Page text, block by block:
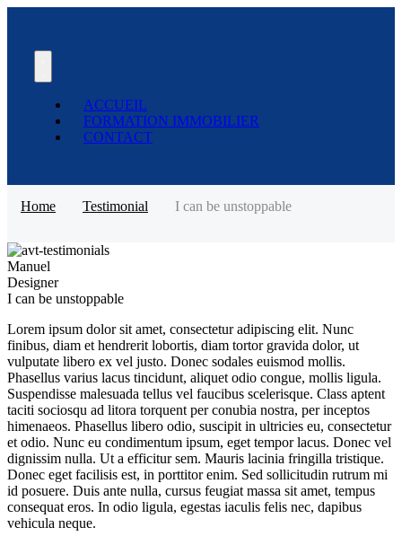
ACCUEIL
FORMATION IMMOBILIER
CONTACT
Home Testimonial I can be unstoppable
Manuel
Designer
I can be unstoppable
Lorem ipsum dolor sit amet, consectetur adipiscing elit. Nunc
finibus, diam et hendrerit lobortis, diam tortor gravida dolor, ut
vulputate libero ex vel justo. Donec sodales euismod mollis.
Phasellus varius lacus tincidunt, aliquet odio congue, mollis ligula.
Suspendisse malesuada tellus vel faucibus scelerisque. Class aptent
taciti sociosqu ad litora torquent per conubia nostra, per inceptos
himenaeos. Phasellus libero odio, suscipit in ultricies eu, consectetur
et odio. Nunc eu condimentum ipsum, eget tempor lacus. Donec vel
dignissim nulla. Ut a efficitur sem. Mauris lacinia fringilla tristique.
Donec eget facilisis est, in porttitor enim. Sed sollicitudin rutrum mi
id posuere. Duis ante nulla, cursus feugiat massa sit amet, tempus
consequat eros. In odio ligula, egestas iaculis felis nec, dapibus
vehicula neque.